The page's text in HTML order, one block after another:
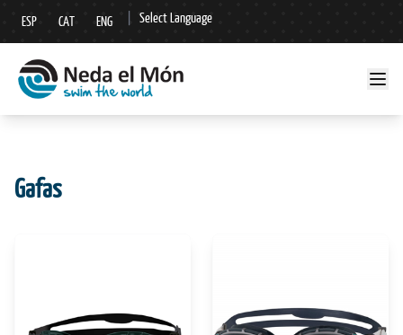
ESP CAT ENG Select Language
▼
Gafas